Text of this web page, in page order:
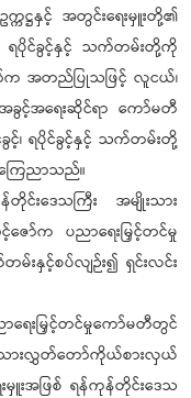
က္ကဋ္ဌနှင့် အတွင်းရေးမှူးတို့၏
ရပိုင်ခွင့်နှင့် သက်တမ်းတို့ကို
အတည်ပြုသဖြင့် လူငယ်၊
င့်အရေးဆိုင်ရာ ကော်မတီ
င့်၊ ရပိုင်ခွင့်နှင့် သက်တမ်းတို့
ြေညာသည်။
ဒေသကြီး အမျိုးသား
ာ်က ပညာရေးမြှင့်တင်မှု
းနှင့်စပ်လျဉ်း၍ ရှင်းလင်း
ေးမြှင့်တင်မှုကော်မတီတွင်
သားလွှတ်တော်ကိုယ်စားလှယ်
းအဖြစ် ရန်ကုန်တိုင်းဒေသ